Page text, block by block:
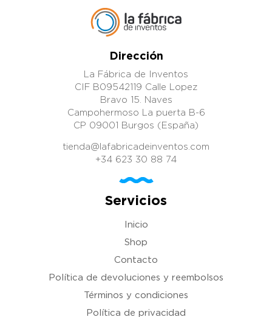
Dirección
La Fábrica de Inventos
CIF B09542119 Calle Lopez
Bravo 15. Naves
Campohermoso La puerta B-6
CP 09001 Burgos (España)
tienda@lafabricadeinventos.com
+34 623 30 88 74
Servicios
Inicio
Shop
Contacto
Política de devoluciones y reembolsos
Términos y condiciones
Política de privacidad